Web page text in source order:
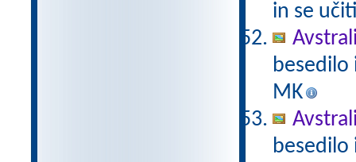
in se
besedilo
MK
besedilo